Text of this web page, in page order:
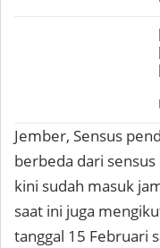
Jember, Sensus
berbeda dari
kini sudah masuk
saat ini juga
tanggal 15 Februari